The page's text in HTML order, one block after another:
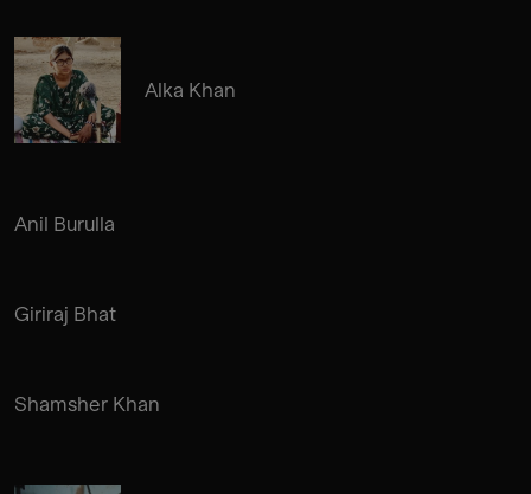
Alka Khan
Anil Burulla
Giriraj Bhat
Shamsher Khan